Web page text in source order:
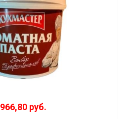
966,80 руб.